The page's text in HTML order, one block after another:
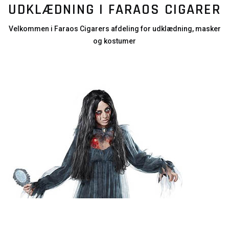
UDKLÆDNING I FARAOS CIGARER
Velkommen i Faraos Cigarers afdeling for udklædning, masker
og kostumer